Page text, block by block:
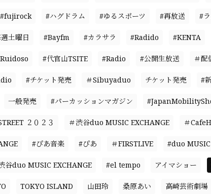
#fujirock #ハグドラム #ゆるスポーツ #再放送 #
土曜日 #Bayfm #カラサラ #Radido #KENTA
#代官山TSITE #Radio #公開生放送 ＃配
#チケット発売 ＃Sibuyaduo チケット発売 #
一般発売 #パーカッションマガジン
２０２３ ＃渋谷duo MUSIC EXCHANGE ＃
#ぴあ音楽 #ぴあ ＃FIRSTLIVE #duo MUSIC
谷duo MUSIC EXCHANGE #el tempo アイマショー
TOKYO ISLAND 山田玲 桑原あい 高崎芸術劇場